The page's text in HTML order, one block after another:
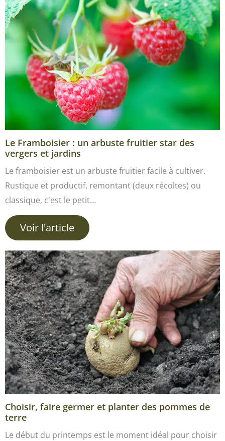
Le Framboisier : un arbuste fruitier star des
vergers et jardins
Le framboisier est un arbuste fruitier facile à cultiver.
Rustique et productif, remontant (deux récoltes) ou
classique, c'est le petit…
Voir l'article
Choisir, faire germer et planter des pommes de
terre
Le début du printemps est le moment idéal pour choisir